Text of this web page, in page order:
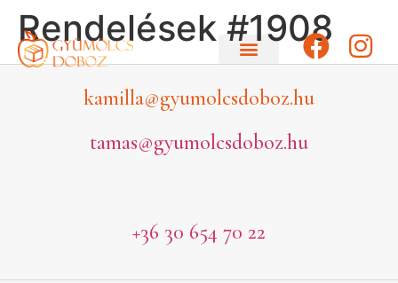
Rendelések #1908
kamilla@gyumolcsdoboz.hu
tamas@gyumolcsdoboz.hu
+36 30 654 70 22